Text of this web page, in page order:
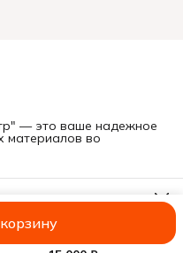
— это ваше надежное
материалов во
28Е
Правила возврата